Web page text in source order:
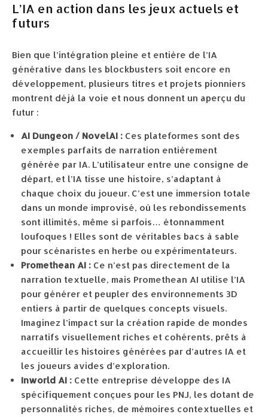
L’IA en action dans les jeux actuels et
futurs
Bien que l’intégration pleine et entière de l’IA
générative dans les blockbusters soit encore en
développement, plusieurs titres et projets pionniers
montrent déjà la voie et nous donnent un aperçu du
futur :
AI Dungeon / NovelAI : Ces plateformes sont des
exemples parfaits de narration entièrement
générée par IA. L’utilisateur entre une consigne de
départ, et l’IA tisse une histoire, s’adaptant à
chaque choix du joueur. C’est une immersion totale
dans un monde improvisé, où les rebondissements
sont illimités, même si parfois… étonnamment
loufoques ! Elles sont de véritables bacs à sable
pour scénaristes en herbe ou expérimentateurs.
Promethean AI : Ce n’est pas directement de la
narration textuelle, mais Promethean AI utilise l’IA
pour générer et peupler des environnements 3D
entiers à partir de quelques concepts visuels.
Imaginez l’impact sur la création rapide de mondes
narratifs visuellement riches et cohérents, prêts à
accueillir les histoires générées par d’autres IA et
les joueurs avides d’exploration.
Inworld AI : Cette entreprise développe des IA
spécifiquement conçues pour les PNJ, les dotant de
personnalités riches, de mémoires contextuelles et